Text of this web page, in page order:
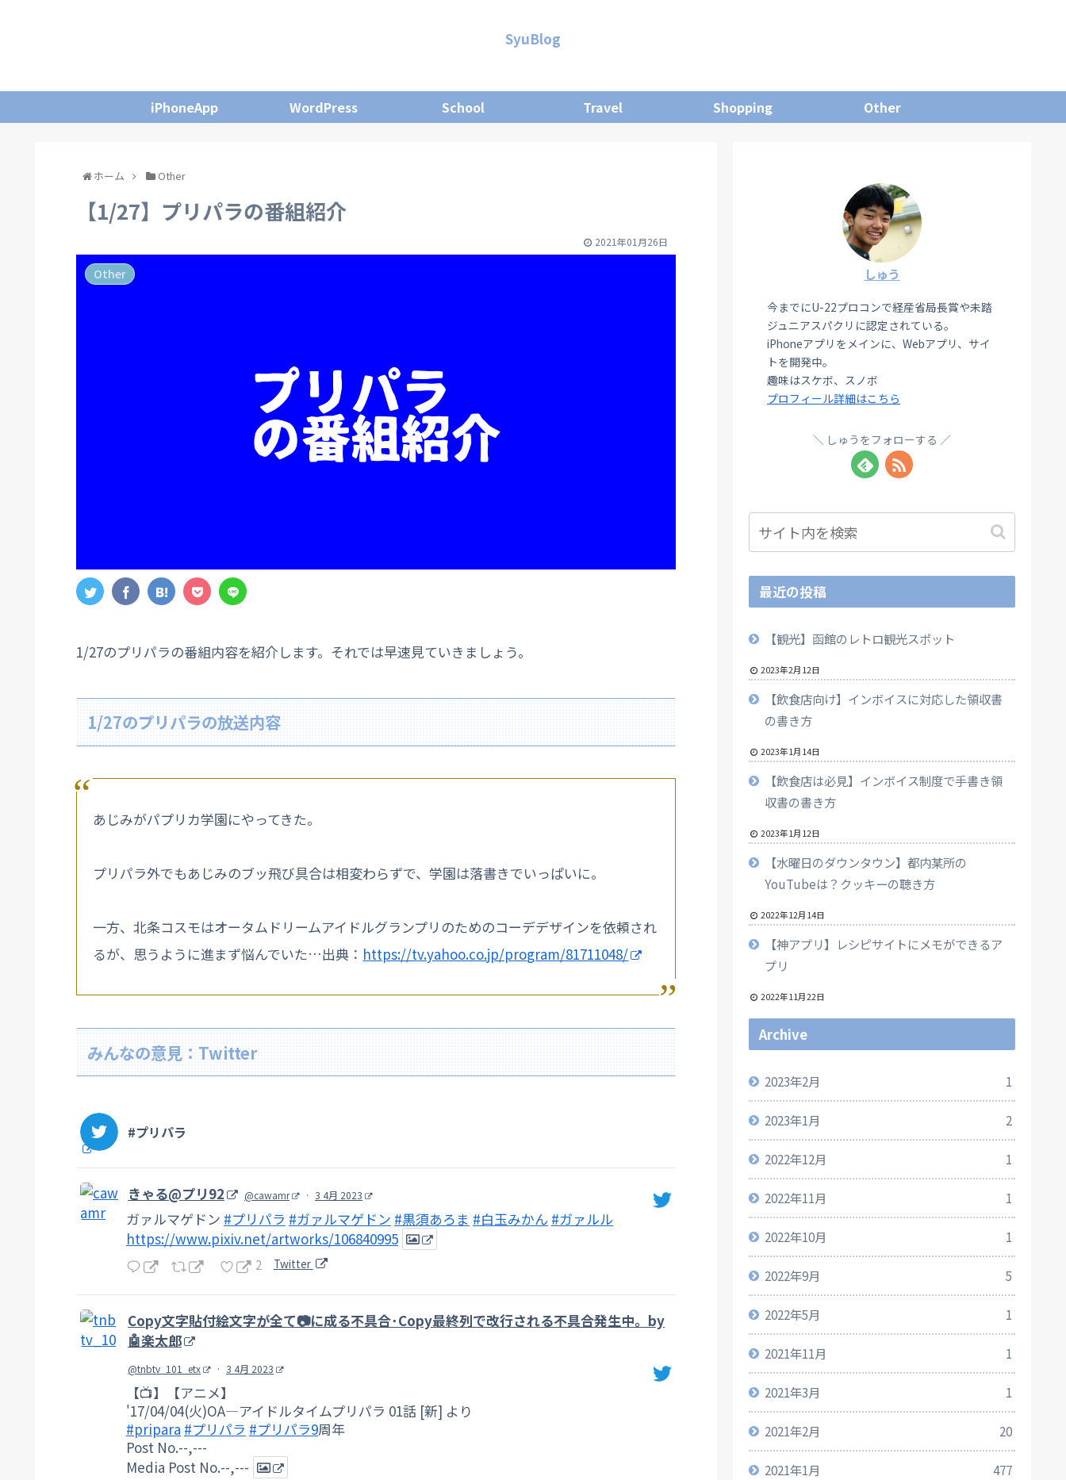
SyuBlog
iPhoneApp WordPress School Travel Shopping Other
ホーム Other
【1/27】プリパラの番組紹介
2021年01月26日
Other
1/27のプリパラの番組内容を紹介します。それでは早速見ていきましょう。
1/27のプリパラの放送内容
あじみがパプリカ学園にやってきた。
プリパラ外でもあじみのブッ飛び具合は相変わらずで、学園は落書きでいっぱいに。
一方、北条コスモはオータムドリームアイドルグランプリのためのコーデデザインを依頼され
るが、思うように進まず悩んでいた…出典： https://tv.yahoo.co.jp/program/81711048/
みんなの意見：Twitter
#プリパラ
きゃる@プリ92 @cawamr · 3 4月 2023
ガァルマゲドン #プリパラ #ガァルマゲドン #黒須あろま #白玉みかん #ガァルル
https://www.pixiv.net/artworks/106840995
2 Twitter
Copy文字貼付絵文字が全て📷に成る不具合･Copy最終列で改行される不具合発生中。by
🤖楽太郎
@tnbtv_101_etx · 3 4月 2023
【📺】【アニメ】
'17/04/04(火)OA―アイドルタイムプリパラ 01話 [新] より
#pripara #プリパラ #プリパラ9周年
Post No.--,---
Media Post No.--,---
しゅう
今までにU-22プロコンで経産省局長賞や未踏
ジュニアスパクリに認定されている。
iPhoneアプリをメインに、Webアプリ、サイ
トを開発中。
趣味はスケボ、スノボ
プロフィール詳細はこちら
しゅうをフォローする
最近の投稿
【観光】函館のレトロ観光スポット
2023年2月12日
【飲食店向け】インボイスに対応した領収書
の書き方
2023年1月14日
【飲食店は必見】インボイス制度で手書き領
収書の書き方
2023年1月12日
【水曜日のダウンタウン】都内某所の
YouTubeは？クッキーの聴き方
2022年12月14日
【神アプリ】レシピサイトにメモができるア
プリ
2022年11月22日
Archive
2023年2月 1
2023年1月 2
2022年12月 1
2022年11月 1
2022年10月 1
2022年9月 5
2022年5月 1
2021年11月 1
2021年3月 1
2021年2月 20
2021年1月 477